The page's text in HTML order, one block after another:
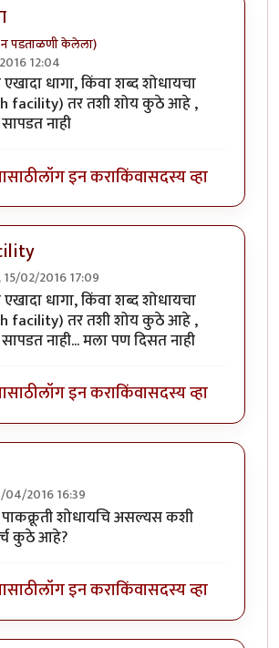
पडताळणी केलेला)
12:04
धागा, किंवा शब्द शोधायचा
facility) तर तशी शोय कुठे आहे ,
नाही
लॉग इन कराकिंवासदस्य व्हा
15/02/2016 17:09
धागा, किंवा शब्द शोधायचा
facility) तर तशी शोय कुठे आहे ,
नाही... मला पण दिसत नाही
लॉग इन कराकिंवासदस्य व्हा
04/2016 16:39
शोधायचि असल्यस कशी
कुठे आहे?
लॉग इन कराकिंवासदस्य व्हा